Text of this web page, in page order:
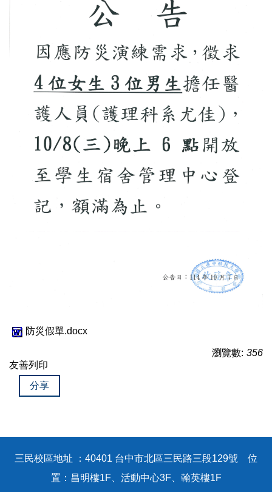
校外賃居租金補貼
行政院補貼校內住宿費
租屋重要訊息
防災假單.docx
瀏覽數: 356
友善列印
分享
三民校區地址 ：40401 台中市北區三民路三段129號 位
置：昌明樓1F、活動中心3F、翰英樓1F